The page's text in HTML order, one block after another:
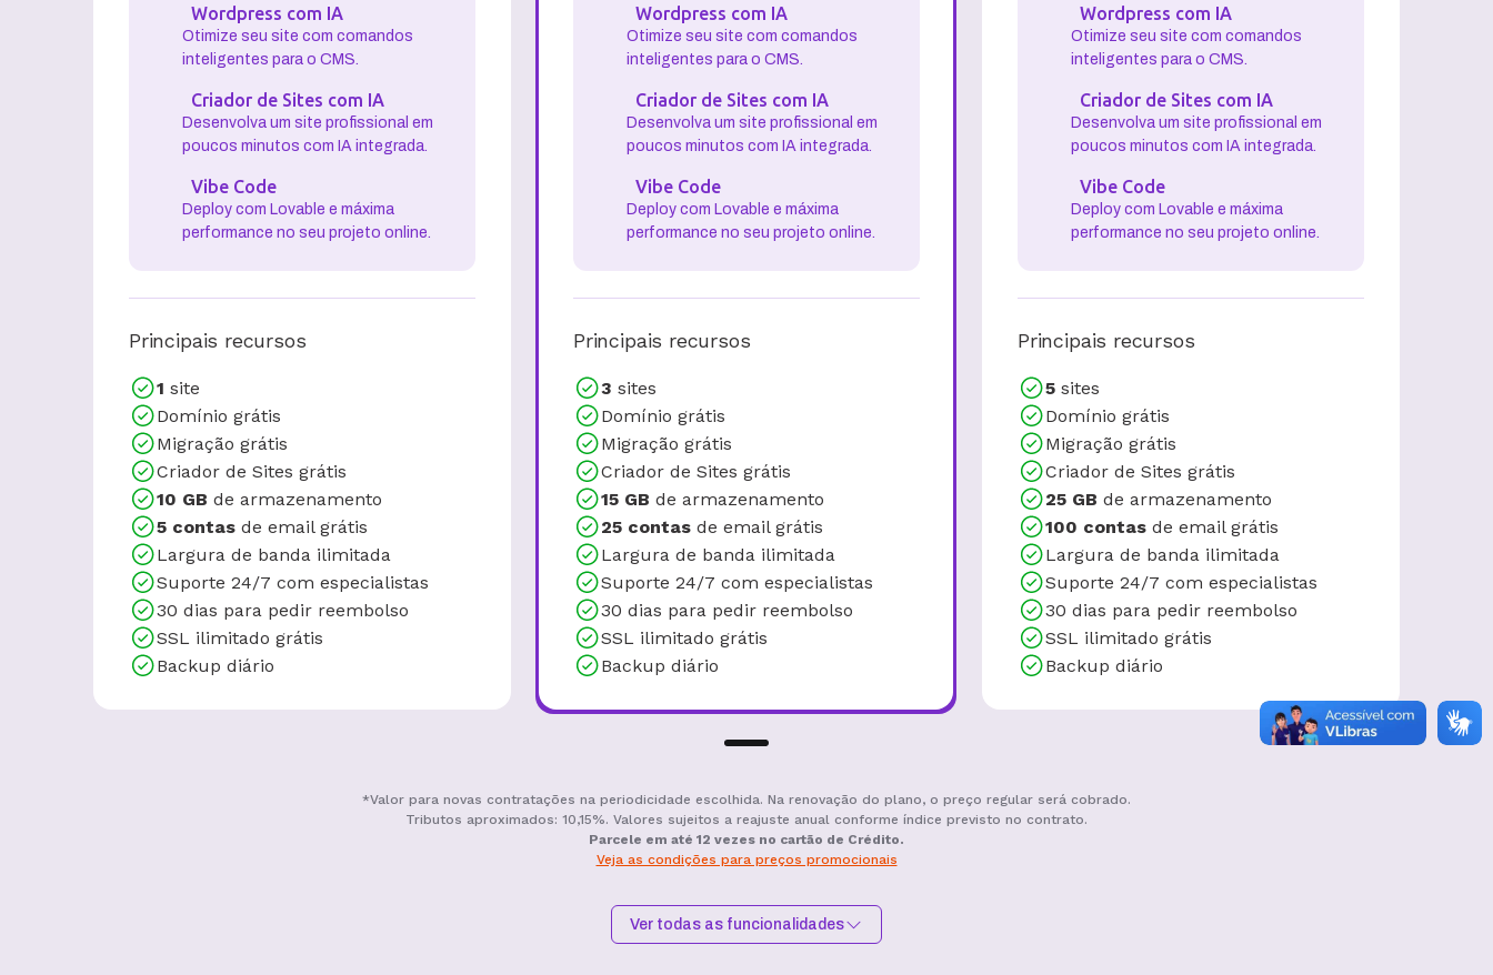
Wordpress com IA
Otimize seu site com comandos
inteligentes para o CMS.
Criador de Sites com IA
Desenvolva um site profissional em
poucos minutos com IA integrada.
Vibe Code
Deploy com Lovable e máxima
performance no seu projeto online.
Principais recursos
1 site
Domínio grátis
Migração grátis
Criador de Sites grátis
10 GB de armazenamento
5 contas de email grátis
Largura de banda ilimitada
Suporte 24/7 com especialistas
30 dias para pedir reembolso
SSL ilimitado grátis
Backup diário
Wordpress com IA
Otimize seu site com comandos
inteligentes para o CMS.
Criador de Sites com IA
Desenvolva um site profissional em
poucos minutos com IA integrada.
Vibe Code
Deploy com Lovable e máxima
performance no seu projeto online.
Principais recursos
3 sites
Domínio grátis
Migração grátis
Criador de Sites grátis
15 GB de armazenamento
25 contas de email grátis
Largura de banda ilimitada
Suporte 24/7 com especialistas
30 dias para pedir reembolso
SSL ilimitado grátis
Backup diário
Wordpress com IA
Otimize seu site com comandos
inteligentes para o CMS.
Criador de Sites com IA
Desenvolva um site profissional em
poucos minutos com IA integrada.
Vibe Code
Deploy com Lovable e máxima
performance no seu projeto online.
Principais recursos
5 sites
Domínio grátis
Migração grátis
Criador de Sites grátis
25 GB de armazenamento
100 contas de email grátis
Largura de banda ilimitada
Suporte 24/7 com especialistas
30 dias para pedir reembolso
SSL ilimitado grátis
Backup diário
*Valor para novas contratações na periodicidade escolhida. Na renovação do plano, o preço regular será cobrado.
Tributos aproximados: 10,15%. Valores sujeitos a reajuste anual conforme índice previsto no contrato.
Parcele em até 12 vezes no cartão de Crédito.
Veja as condições para preços promocionais
Ver todas as funcionalidades